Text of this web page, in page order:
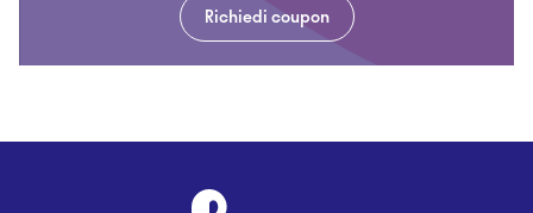
Richiedi coupon